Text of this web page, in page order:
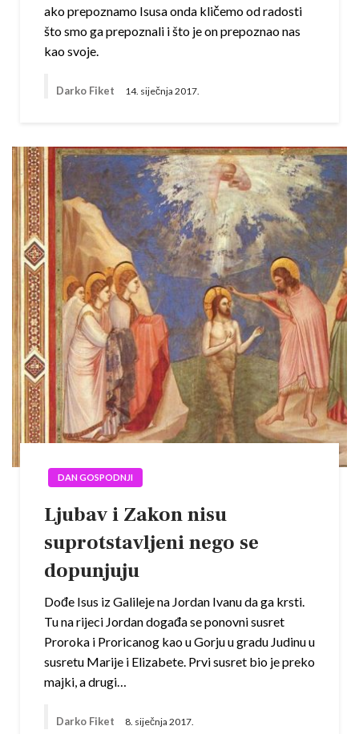
ako prepoznamo Isusa onda kličemo od radosti
što smo ga prepoznali i što je on prepoznao nas
kao svoje.
Darko Fiket 14. siječnja 2017.
DAN GOSPODNJI
Ljubav i Zakon nisu
suprotstavljeni nego se
dopunjuju
Dođe Isus iz Galileje na Jordan Ivanu da ga krsti.
Tu na rijeci Jordan događa se ponovni susret
Proroka i Proricanog kao u Gorju u gradu Judinu u
susretu Marije i Elizabete. Prvi susret bio je preko
majki, a drugi…
Darko Fiket 8. siječnja 2017.